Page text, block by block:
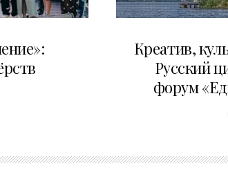
Креатив,
Русский
форум